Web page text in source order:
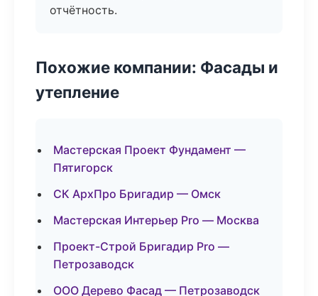
отчётность.
Похожие компании: Фасады и
утепление
Мастерская Проект Фундамент —
Пятигорск
СК АрхПро Бригадир — Омск
Мастерская Интерьер Pro — Москва
Проект-Строй Бригадир Pro —
Петрозаводск
ООО Дерево Фасад — Петрозаводск